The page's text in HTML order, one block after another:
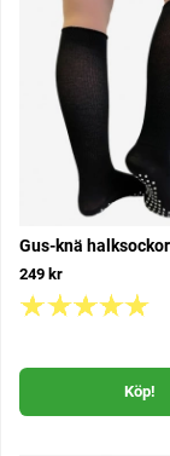
Gus-knä
249 kr
Köp!